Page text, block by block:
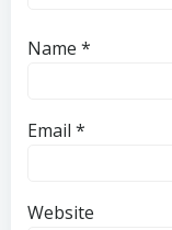
Name *
Email *
Website